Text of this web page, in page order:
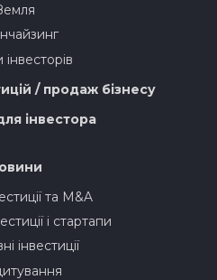
/ продаж бізнесу
інвестора
та M&A
і стартапи
інвестиції